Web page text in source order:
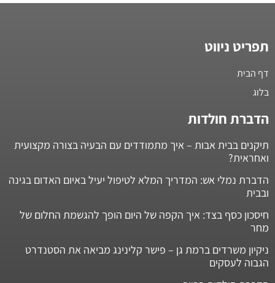
תפריט ניווט
דף הבית
בלוג
הדברת חולדות
תיקנים בבית אבות – איך מתמודדים עם הבעיה בצורה מקצועית
ואחראית?
הדברת נמלי אש: המדריך המלא לטיפול יעיל באיום האדום בגינה
ובבית
חיסכון כסף בצד: איך הקפה של היום הופך להגשמת החלום של
מחר
ניקיון משרדים ברמת גן – פישר קלינינג מביאה את הסטנדרט
הגבוה לעסקים